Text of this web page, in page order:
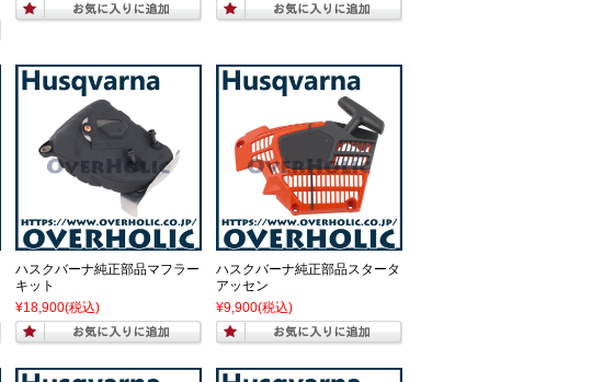
ハスクバーナ純正部品マフラー
キット
¥18,900(税込)
ハスクバーナ純正部品スタータ
アッセン
¥9,900(税込)